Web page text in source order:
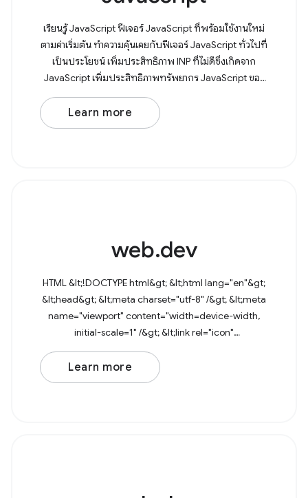
เรียนรู้ JavaScript ฟีเจอร์ JavaScript ที่พร้อมใช้งานใหม่
ตามค่าเริ่มต้น ทำความคุ้นเคยกับฟีเจอร์ JavaScript ทั่วไปที่
เป็นประโยชน์ เพิ่มประสิทธิภาพ INP ที่ไม่ดีซึ่งเกิดจาก
JavaScript เพิ่มประสิทธิภาพทรัพยากร JavaScript ของ
บุคคลที่สาม เจาะลึกรูปแบบ
Learn more
web.dev
HTML &lt;!DOCTYPE html&gt; &lt;html lang="en"&gt;
&lt;head&gt; &lt;meta charset="utf-8" /&gt; &lt;meta
name="viewport" content="width=device-width,
initial-scale=1" /&gt; &lt;link rel="icon"
href="data:image/svg+xml,&lt;svg
Learn more